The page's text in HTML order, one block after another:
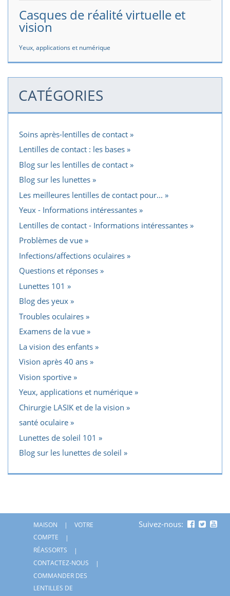
Casques de réalité virtuelle et
vision
Yeux, applications et numérique
CATÉGORIES
Soins après-lentilles de contact
Lentilles de contact : les bases
Blog sur les lentilles de contact
Blog sur les lunettes
Les meilleures lentilles de contact pour...
Yeux - Informations intéressantes
Lentilles de contact - Informations intéressantes
Problèmes de vue
Infections/affections oculaires
Questions et réponses
Lunettes 101
Blog des yeux
Troubles oculaires
Examens de la vue
La vision des enfants
Vision après 40 ans
Vision sportive
Yeux, applications et numérique
Chirurgie LASIK et de la vision
santé oculaire
Lunettes de soleil 101
Blog sur les lunettes de soleil
MAISON
VOTRE
COMPTE
RÉASSORTS
CONTACTEZ-NOUS
COMMANDER DES
LENTILLES DE
Suivez-nous: